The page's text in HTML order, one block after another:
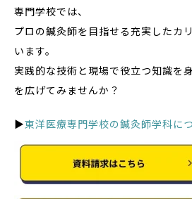
専門学校では、
プロの鍼灸師を目指せる充実したカ
います。
実践的な技術と現場で役立つ知識を
を広げてみませんか？
▶東洋医療専門学校の鍼灸師学科に